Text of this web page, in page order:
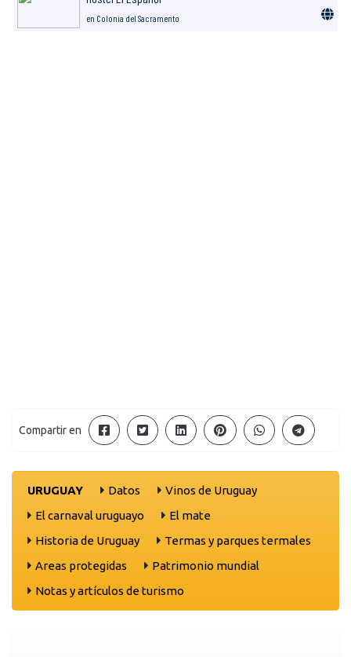
en Colonia del Sacramento
Compartir en
URUGUAY Datos
Vinos de Uruguay
El carnaval uruguayo
El mate
Historia de Uruguay
Termas y parques termales
Areas protegidas
Patrimonio mundial
Notas y artículos de turismo